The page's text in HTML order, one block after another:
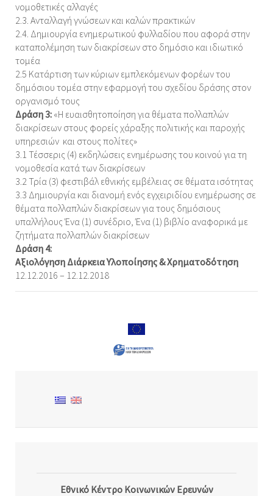
νομοθετικές αλλαγές
2.3. Ανταλλαγή γνώσεων και καλών πρακτικών
2.4. Δημιουργία ενημερωτικού φυλλαδίου που αφορά στην
καταπολέμηση των διακρίσεων στο δημόσιο και ιδιωτικό
τομέα
2.5 Κατάρτιση των κύριων εμπλεκόμενων φορέων του
δημόσιου τομέα στην εφαρμογή του σχεδίου δράσης στον
οργανισμό τους
Δράση 3: «Η ευαισθητοποίηση για θέματα πολλαπλών
διακρίσεων στους φορείς χάραξης πολιτικής και παροχής
υπηρεσιών και στους πολίτες»
3.1 Τέσσερις (4) εκδηλώσεις ενημέρωσης του κοινού για τη
νομοθεσία κατά των διακρίσεων
3.2 Τρία (3) φεστιβάλ εθνικής εμβέλειας σε θέματα ισότητας
3.3 Δημιουργία και διανομή ενός εγχειριδίου ενημέρωσης σε
θέματα πολλαπλών διακρίσεων για τους δημόσιους
υπαλλήλους Ένα (1) συνέδριο, Ένα (1) βιβλίο αναφορικά με
ζητήματα πολλαπλών διακρίσεων
Δράση 4:
Αξιολόγηση Διάρκεια Υλοποίησης & Χρηματοδότηση
12.12.2016 – 12.12.2018
Εθνικό Κέντρο Κοινωνικών Ερευνών